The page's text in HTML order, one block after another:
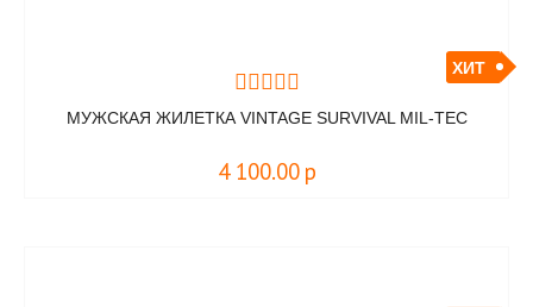
ХИТ
МУЖСКАЯ ЖИЛЕТКА VINTAGE SURVIVAL MIL-TEC
4 100.00 р